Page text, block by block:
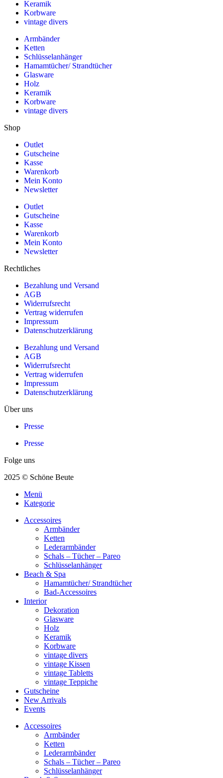
Keramik
Korbware
vintage divers
Armbänder
Ketten
Schlüsselanhänger
Hamamtücher/ Strandtücher
Glasware
Holz
Keramik
Korbware
vintage divers
Shop
Outlet
Gutscheine
Kasse
Warenkorb
Mein Konto
Newsletter
Outlet
Gutscheine
Kasse
Warenkorb
Mein Konto
Newsletter
Rechtliches
Bezahlung und Versand
AGB
Widerrufsrecht
Vertrag widerrufen
Impressum
Datenschutzerklärung
Bezahlung und Versand
AGB
Widerrufsrecht
Vertrag widerrufen
Impressum
Datenschutzerklärung
Über uns
Presse
Presse
Folge uns
2025 © Schöne Beute
Menü
Kategorie
Accessoires
Armbänder
Ketten
Lederarmbänder
Schals – Tücher – Pareo
Schlüsselanhänger
Beach & Spa
Hamamtücher/ Strandtücher
Bad-Accessoires
Interior
Dekoration
Glasware
Holz
Keramik
Korbware
vintage divers
vintage Kissen
vintage Tabletts
vintage Teppiche
Gutscheine
New Arrivals
Events
Accessoires
Armbänder
Ketten
Lederarmbänder
Schals – Tücher – Pareo
Schlüsselanhänger